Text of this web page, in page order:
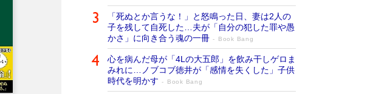
「死ぬとか言うな！」と怒鳴った日、妻は2人の
子を残して自死した…夫が「自分の犯した罪や愚
かさ」に向き合う魂の一冊
Book Bang
心を病んだ母が「4Lの大五郎」を飲み干しゲロま
みれに…ノブコブ徳井が「感情を失くした」子供
時代を明かす
Book Bang